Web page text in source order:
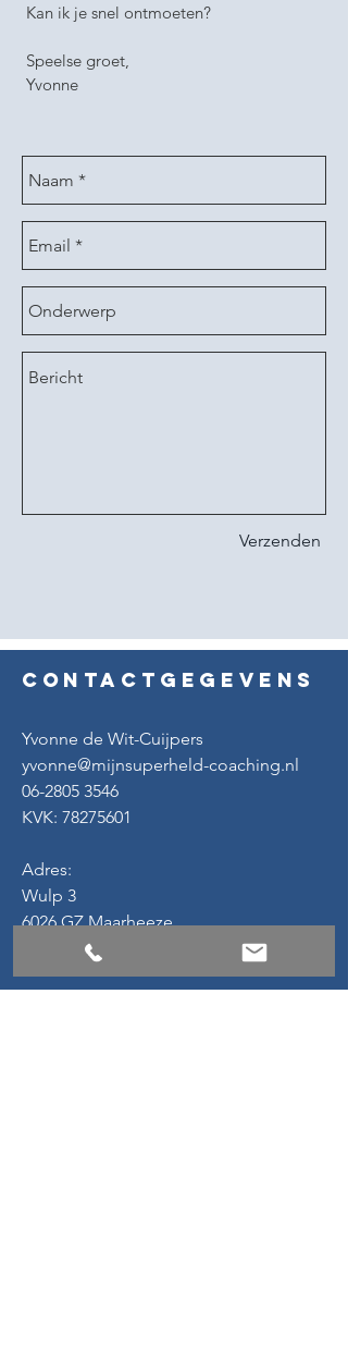
Kan ik je snel ontmoeten?
Speelse groet,
Yvonne
Verzenden
Contactgegevens
Yvonne de Wit-Cuijpers
yvonne@mijnsuperheld-coaching.nl
06-2805 3546
KVK: 78275601
Adres:
Wulp 3
6026 GZ Maarheeze